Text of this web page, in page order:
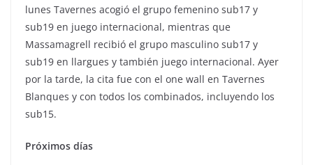
lunes Tavernes acogió el grupo femenino sub17 y
sub19 en juego internacional, mientras que
Massamagrell recibió el grupo masculino sub17 y
sub19 en llargues y también juego internacional. Ayer
por la tarde, la cita fue con el one wall en Tavernes
Blanques y con todos los combinados, incluyendo los
sub15.
Próximos días